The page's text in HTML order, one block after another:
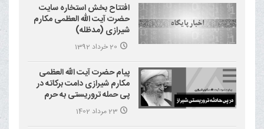
افتتاح بخش استخاره سایت
حضرت آیت الله العظمی مکارم
شیرازی (مدظله)
20 خرداد 1392
پیام حضرت آیت الله العظمی
مکارم شیرازی دامت برکاته در
پی حمله تروریستی به حرم
احمد بن موسی علیه السلام
(شاهچراغ)
23 مرداد 1402